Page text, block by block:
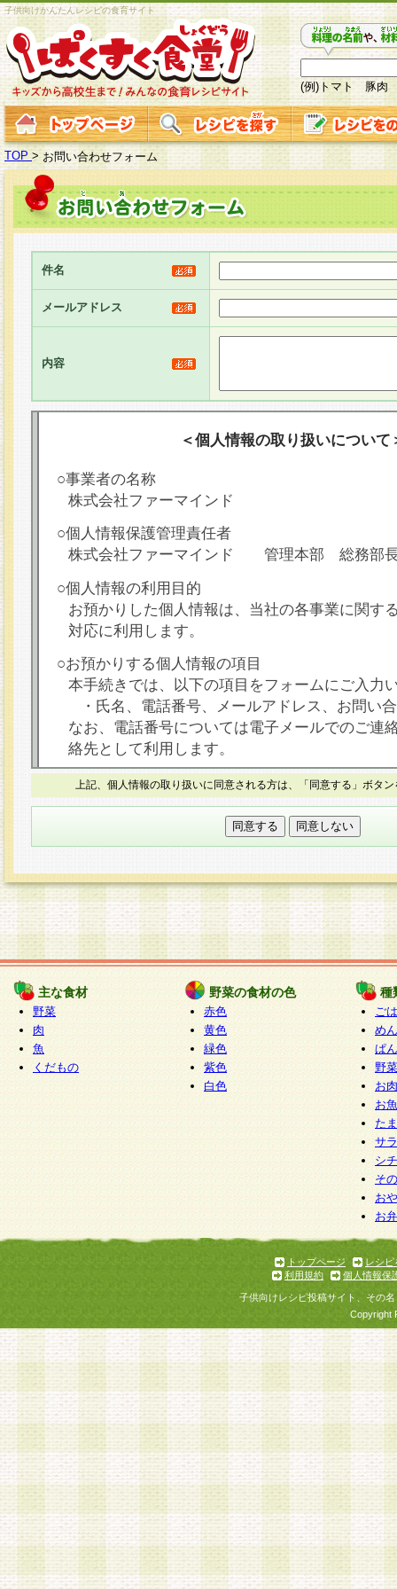
子供向けかんたんレシピの食育サイト
(例)トマト 豚肉
TOP > お問い合わせフォーム
件名
メールアドレス
内容
＜個人情報の取り扱いについて
○事業者の名称
株式会社ファーマインド
○個人情報保護管理責任者
株式会社ファーマインド 管理本部 総務部
○個人情報の利用目的
お預かりした個人情報は、当社の各事業に関す
対応に利用します。
○お預かりする個人情報の項目
本手続きでは、以下の項目をフォームにご入力
・氏名、電話番号、メールアドレス、お問い
なお、電話番号については電子メールでのご連
絡先として利用します。
○本人が容易に認識できない方法による個人情報
本フォームでは、セッション管理のためCookie
○個人情報の第三者提供について
力いただく個人情報は第三者に提供しません。
○個人情報の委託について
個人情報の取り扱いを外部に委託する場合は、
情報管理基準を満たす企業を選定して委託を行
が行われるよう監督します。
○開示対象個人情報の開示等および問い合わせ窓口
本人からの求めにより、当社が本件により取得
報の利用目的の通知・開示・内容の訂正・追加
停止・消去及び第三者への提供の禁止（以下、
といいます。）に応じます。
開示等に応じる窓口は以下になります。
ぱくすく食堂個人情報お客様相談窓口 paku-
m
個人情報を与えることは任意ですが、個人情報
意をいただけない場合には、当社のサービスの
お問い合わせ・ご相談への対応ができない場合
上記、個人情報の取り扱いに同意される方は、「同意する」ボタ
主な食材
野菜
肉
魚
くだもの
野菜の食材の色
赤色
黄色
緑色
紫色
白色
種
ご
めん
ぱん
野
お
お
た
サ
シ
そ
お
お
トップページ
レシピ
利用規約
個人情報保
子供向けレシピ投稿サイト、その
Copyright